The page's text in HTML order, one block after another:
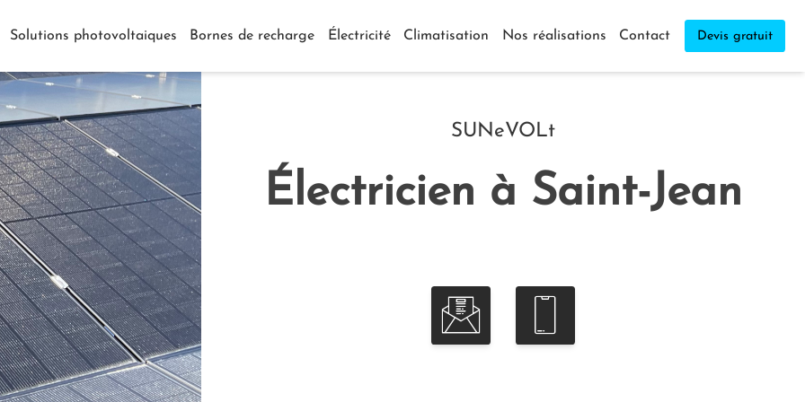
Solutions photovoltaiques Bornes de recharge Électricité Climatisation Nos réalisations Contact Devis gratuit
SUNeVOLt
Électricien à Saint-Jean